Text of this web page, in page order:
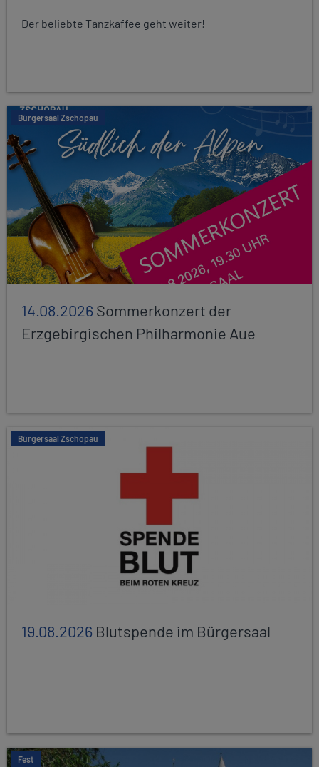
Der beliebte Tanzkaffee geht weiter!
Bürgersaal Zschopau
14.08.2026Sommerkonzert der
Erzgebirgischen Philharmonie Aue
Bürgersaal Zschopau
19.08.2026 Blutspende im Bürgersaal
Fest